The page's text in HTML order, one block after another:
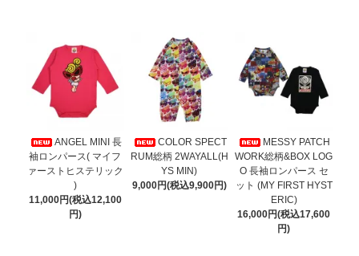
ANGEL MINI 長
袖ロンパース( マイフ
ァーストヒステリック
)
11,000円(税込12,100
円)
COLOR SPECT
RUM総柄 2WAYALL(H
YS MIN)
9,000円(税込9,900円)
MESSY PATCH
WORK総柄&BOX LOG
O 長袖ロンパース セ
ット (MY FIRST HYST
ERIC)
16,000円(税込17,600
円)